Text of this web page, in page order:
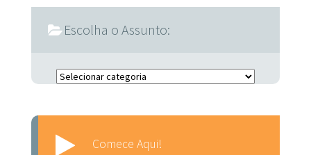
Escolha o Assunto:
Escolha o Assunto:
Comece Aqui!